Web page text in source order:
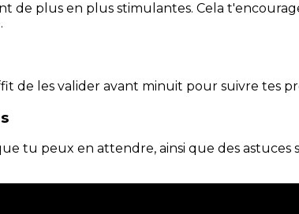
de plus en plus stimulantes. Cela
de les valider avant minuit pour suivre tes
tu peux en attendre, ainsi que des